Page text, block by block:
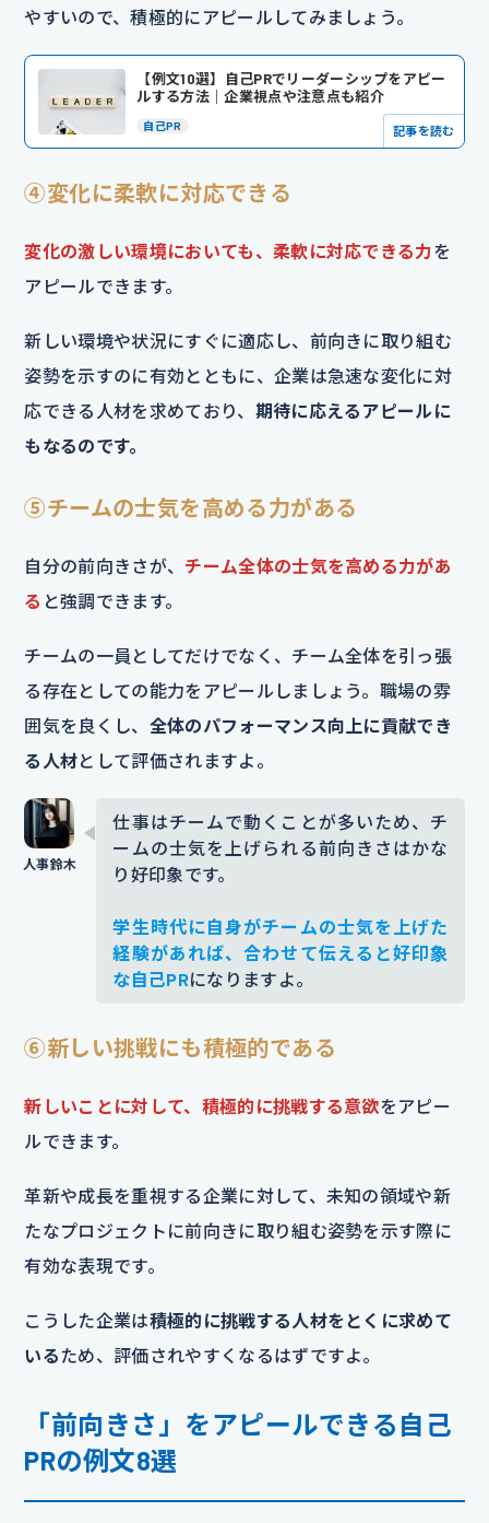
やすいので、積極的にアピールしてみましょう。
【例文10選】自己PRでリーダーシップをアピー
ルする方法｜企業視点や注意点も紹介
自己PR 記事を読む
④変化に柔軟に対応できる
変化の激しい環境においても、柔軟に対応できる力を
アピールできます。
新しい環境や状況にすぐに適応し、前向きに取り組む
姿勢を示すのに有効とともに、企業は急速な変化に対
応できる人材を求めており、 期待に応えるアピールに
もなるのです。
⑤チームの士気を高める力がある
自分の前向きさが、 チーム全体の士気を高める力があ
る と強調できます。
チームの一員としてだけでなく、チーム全体を引っ張
る存在としての能力をアピールしましょう。職場の雰
囲気を良くし、 全体のパフォーマンス向上に貢献でき
る人材として評価されますよ。
仕事はチームで動くことが多いため、チ
ームの士気を上げられる前向きさはかな
り好印象です。
学生時代に自身がチームの士気を上げた
経験があれば、合わせて伝えると好印象
な自己PRになりますよ。
⑥新しい挑戦にも積極的である
新しいことに対して、積極的に挑戦する意欲をアピー
ルできます。
革新や成長を重視する企業に対して、未知の領域や新
たなプロジェクトに前向きに取り組む姿勢を示す際に
有効な表現です。
こうした企業は積極的に挑戦する人材をとくに求めて
いるため、評価されやすくなるはずですよ。
「前向きさ」をアピールできる自己
PRの例文8選